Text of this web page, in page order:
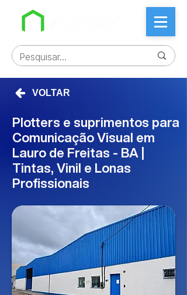
VOLTAR
Plotters e suprimentos para
Comunicação Visual em
Lauro de Freitas - BA |
Tintas, Vinil e Lonas
Profissionais